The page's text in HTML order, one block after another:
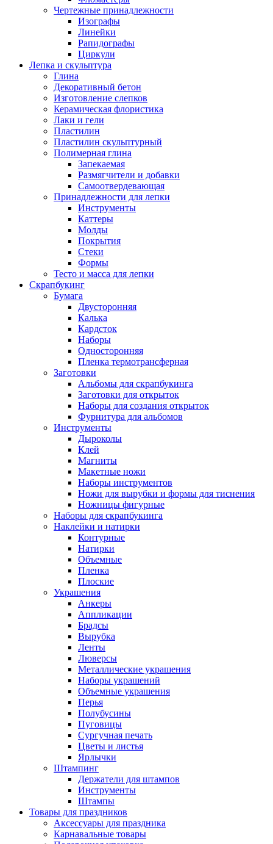
Чертежные принадлежности
Изографы
Линейки
Рапидографы
Циркули
Лепка и скульптура
Глина
Декоративный бетон
Изготовление слепков
Керамическая флористика
Лаки и гели
Пластилин
Пластилин скульптурный
Полимерная глина
Запекаемая
Размягчители и добавки
Самоотвердевающая
Принадлежности для лепки
Инструменты
Каттеры
Молды
Покрытия
Стеки
Формы
Тесто и масса для лепки
Скрапбукинг
Бумага
Двусторонняя
Калька
Кардсток
Наборы
Односторонняя
Пленка термотрансферная
Заготовки
Альбомы для скрапбукинга
Заготовки для открыток
Наборы для создания открыток
Фурнитура для альбомов
Инструменты
Дыроколы
Клей
Магниты
Макетные ножи
Наборы инструментов
Ножи для вырубки и формы для тиснения
Ножницы фигурные
Наборы для скрапбукинга
Наклейки и натирки
Контурные
Натирки
Объемные
Пленка
Плоские
Украшения
Анкеры
Аппликации
Брадсы
Вырубка
Ленты
Люверсы
Металлические украшения
Наборы украшений
Объемные украшения
Перья
Полубусины
Пуговицы
Сургучная печать
Цветы и листья
Ярлычки
Штампинг
Держатели для штампов
Инструменты
Штампы
Товары для праздников
Аксессуары для праздника
Карнавальные товары